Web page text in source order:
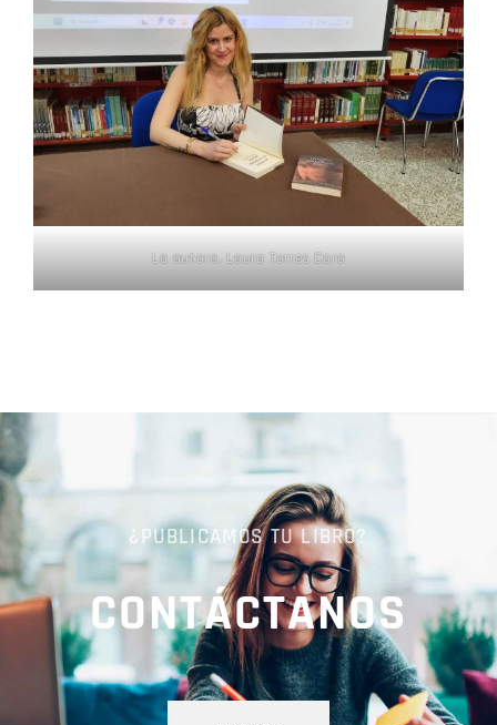
La autora, Laura Torres Caro
¿PUBLICAMOS TU LIBRO?
CONTÁCTANOS